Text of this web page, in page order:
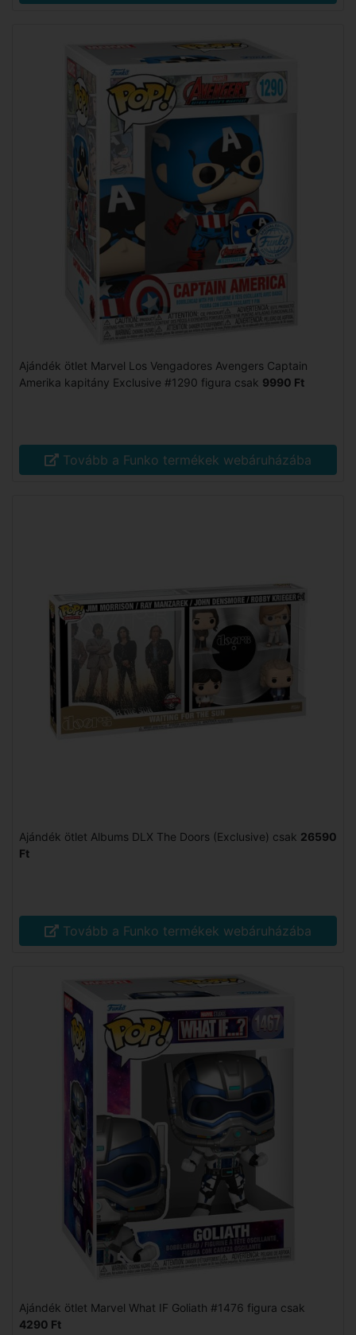
Ajándék ötlet Marvel Los Vengadores Avengers Captain
Amerika kapitány Exclusive #1290 figura csak 9990 Ft
Tovább a Funko termékek webáruházába
Ajándék ötlet Albums DLX The Doors (Exclusive) csak 26590
Ft
Tovább a Funko termékek webáruházába
Ajándék ötlet Marvel What IF Goliath #1476 figura csak
4290 Ft